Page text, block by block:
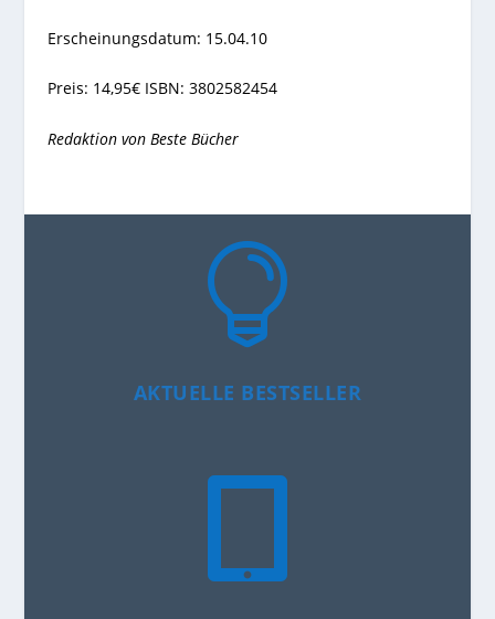
Erscheinungsdatum: 15.04.10
Preis: 14,95€ ISBN: 3802582454
Redaktion von Beste Bücher

AKTUELLE BESTSELLER